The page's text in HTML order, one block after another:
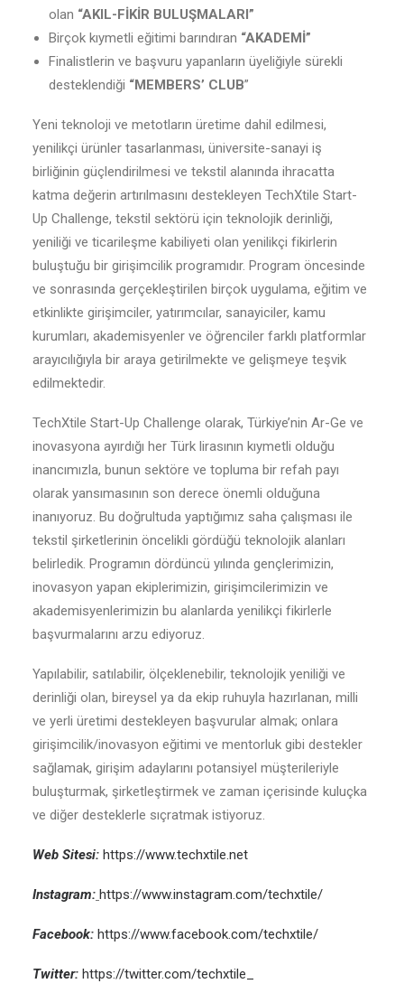
olan “AKIL-FİKİR BULUŞMALARI”
Birçok kıymetli eğitimi barındıran “AKADEMİ”
Finalistlerin ve başvuru yapanların üyeliğiyle sürekli
desteklendiği “MEMBERS’ CLUB”
Yeni teknoloji ve metotların üretime dahil edilmesi,
yenilikçi ürünler tasarlanması, üniversite-sanayi iş
birliğinin güçlendirilmesi ve tekstil alanında ihracatta
katma değerin artırılmasını destekleyen TechXtile Start-
Up Challenge, tekstil sektörü için teknolojik derinliği,
yeniliği ve ticarileşme kabiliyeti olan yenilikçi fikirlerin
buluştuğu bir girişimcilik programıdır. Program öncesinde
ve sonrasında gerçekleştirilen birçok uygulama, eğitim ve
etkinlikte girişimciler, yatırımcılar, sanayiciler, kamu
kurumları, akademisyenler ve öğrenciler farklı platformlar
arayıcılığıyla bir araya getirilmekte ve gelişmeye teşvik
edilmektedir.
TechXtile Start-Up Challenge olarak, Türkiye’nin Ar-Ge ve
inovasyona ayırdığı her Türk lirasının kıymetli olduğu
inancımızla, bunun sektöre ve topluma bir refah payı
olarak yansımasının son derece önemli olduğuna
inanıyoruz. Bu doğrultuda yaptığımız saha çalışması ile
tekstil şirketlerinin öncelikli gördüğü teknolojik alanları
belirledik. Programın dördüncü yılında gençlerimizin,
inovasyon yapan ekiplerimizin, girişimcilerimizin ve
akademisyenlerimizin bu alanlarda yenilikçi fikirlerle
başvurmalarını arzu ediyoruz.
Yapılabilir, satılabilir, ölçeklenebilir, teknolojik yeniliği ve
derinliği olan, bireysel ya da ekip ruhuyla hazırlanan, milli
ve yerli üretimi destekleyen başvurular almak; onlara
girişimcilik/inovasyon eğitimi ve mentorluk gibi destekler
sağlamak, girişim adaylarını potansiyel müşterileriyle
buluşturmak, şirketleştirmek ve zaman içerisinde kuluçka
ve diğer desteklerle sıçratmak istiyoruz.
Web Sitesi: https://www.techxtile.net
Instagram: https://www.instagram.com/techxtile/
Facebook: https://www.facebook.com/techxtile/
Twitter: https://twitter.com/techxtile_